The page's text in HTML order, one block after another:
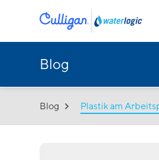
Blog
Blog Plastik am